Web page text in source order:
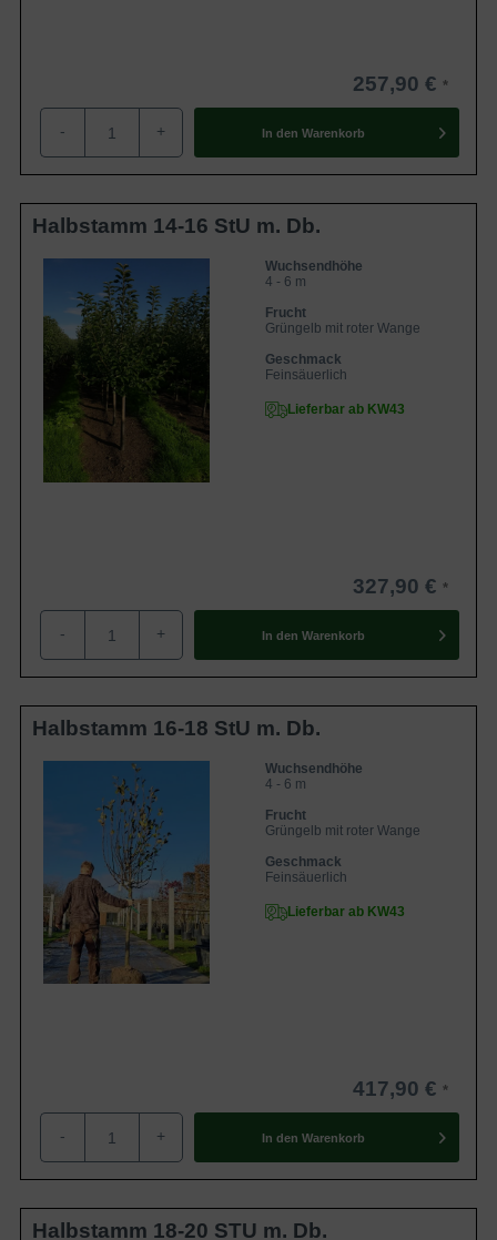
257,90 €
- + In den Warenkorb
Halbstamm 14-16 StU m. Db.
Wuchsendhöhe
4 - 6 m
Frucht
Grüngelb mit roter Wange
Geschmack
Feinsäuerlich
Lieferbar ab KW43
327,90 €
- + In den Warenkorb
Halbstamm 16-18 StU m. Db.
Wuchsendhöhe
4 - 6 m
Frucht
Grüngelb mit roter Wange
Geschmack
Feinsäuerlich
Lieferbar ab KW43
417,90 €
- + In den Warenkorb
Halbstamm 18-20 STU m. Db.